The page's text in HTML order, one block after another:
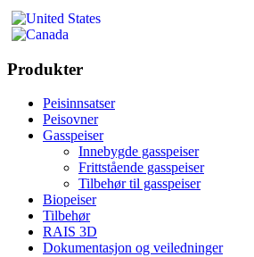
Produkter
Peisinnsatser
Peisovner
Gasspeiser
Innebygde gasspeiser
Frittstående gasspeiser
Tilbehør til gasspeiser
Biopeiser
Tilbehør
RAIS 3D
Dokumentasjon og veiledninger